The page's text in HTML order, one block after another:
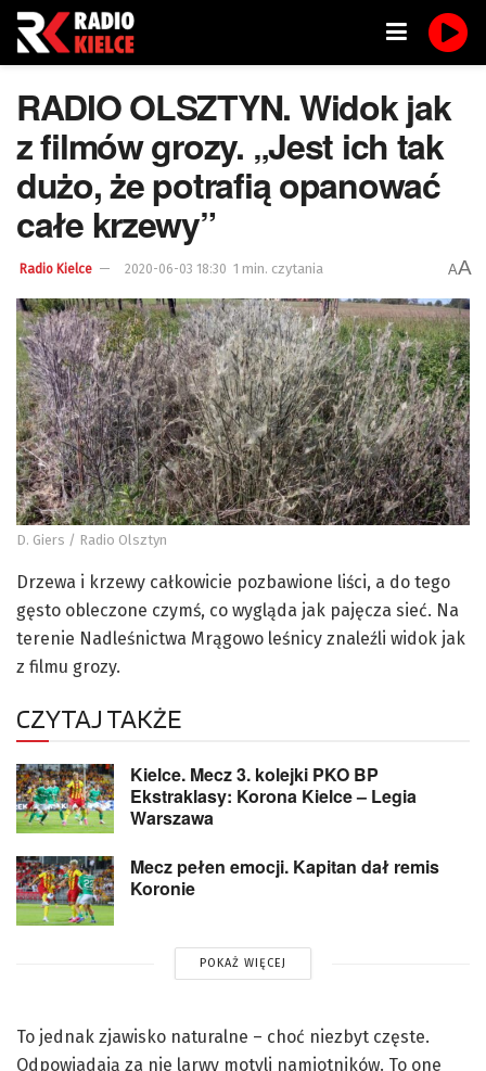
RADIO OLSZTYN. Widok jak
z filmów grozy. „Jest ich tak
dużo, że potrafią opanować
całe krzewy”
Radio Kielce 2020-06-03 18:30 1 min. czytania AA
D. Giers / Radio Olsztyn
Drzewa i krzewy całkowicie pozbawione liści, a do tego
gęsto obleczone czymś, co wygląda jak pajęcza sieć. Na
terenie Nadleśnictwa Mrągowo leśnicy znaleźli widok jak
z filmu grozy.
CZYTAJ TAKŻE
Kielce. Mecz 3. kolejki PKO BP
Ekstraklasy: Korona Kielce – Legia
Warszawa
Mecz pełen emocji. Kapitan dał remis
Koronie
POKAŻ WIĘCEJ
To jednak zjawisko naturalne – choć niezbyt częste.
Odpowiadają za nie larwy motyli namiotników. To one